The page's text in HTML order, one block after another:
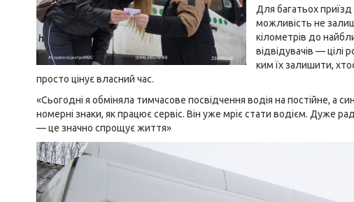
Для багатьох
можливість не
кілометрів до
відвідувачів — цілі
ким їх залишити,
просто цінує власний час.
«Сьогодні я обміняла тимчасове посвідчення водія на постійне, а
номерні знаки, як працює сервіс. Він уже мріє стати водієм. Дуже
— це значно спрощує життя»